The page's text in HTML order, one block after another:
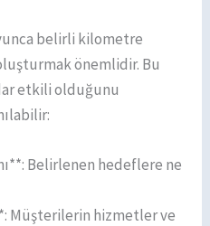
belirli kilometre
önemlidir. Bu
etkili olduğunu
Belirlenen hedeflere ne
Müşterilerin hizmetler ve